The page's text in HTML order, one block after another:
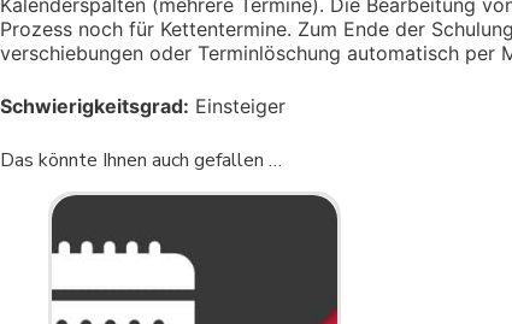
Prozess noch für Kettentermine. Zum Ende der
verschiebungen oder Terminlöschung automatisch per
Schwierigkeitsgrad: Einsteiger
Das könnte Ihnen auch gefallen …